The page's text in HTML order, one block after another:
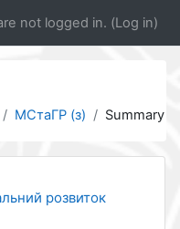
not logged in. (Log in)
МСтаГР (з) Summary
розвиток